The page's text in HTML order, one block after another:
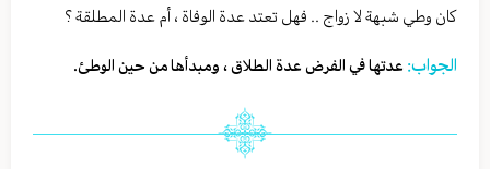
كان وطي شبهة لا زواج .. فهل تعتد عدة الوفاة ، أم عدة المطلقة ؟
الجواب: عدتها في الفرض عدة الطلاق ، ومبدأها من حين الوطئ.